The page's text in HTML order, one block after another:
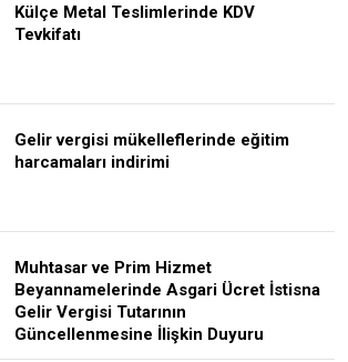
Külçe Metal Teslimlerinde KDV
Tevkifatı
Gelir vergisi mükelleflerinde eğitim
harcamaları indirimi
Muhtasar ve Prim Hizmet
Beyannamelerinde Asgari Ücret İstisna
Gelir Vergisi Tutarının
Güncellenmesine İlişkin Duyuru